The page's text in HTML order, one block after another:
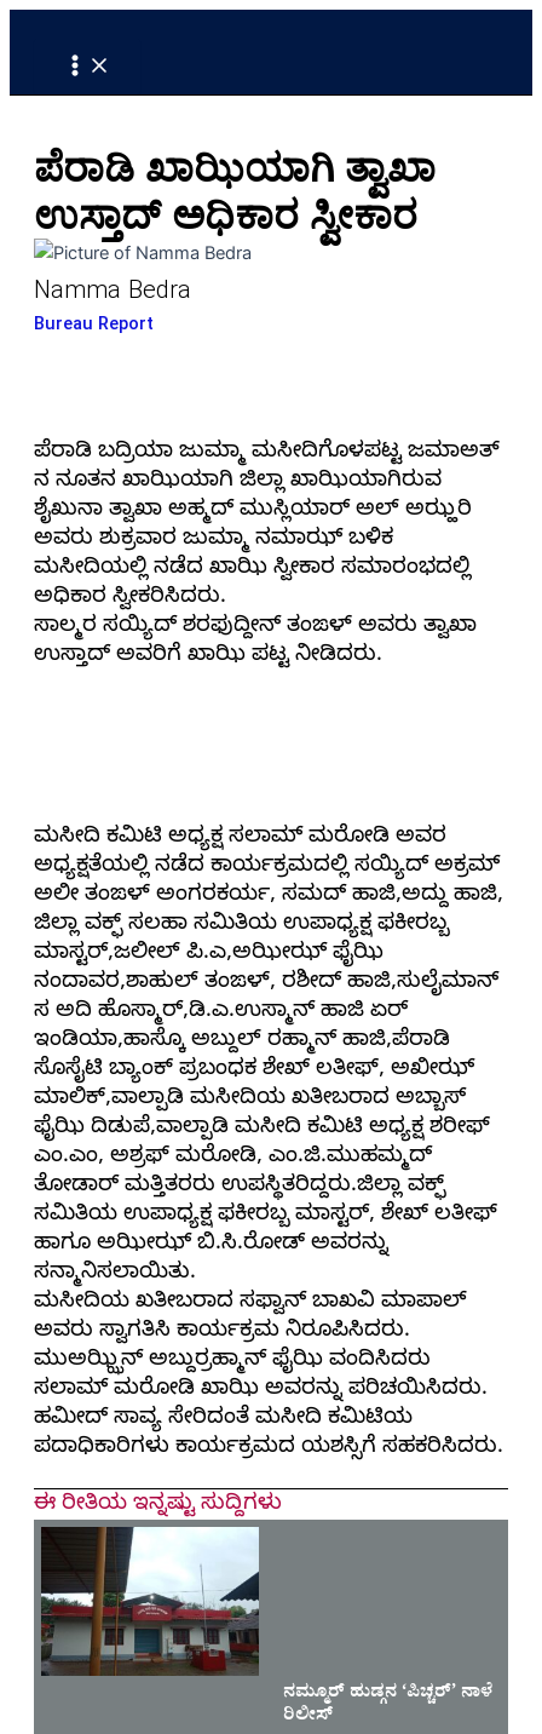
Skip
content
Main
ಪೆರಾಡಿ ಖಾಝಿಯಾಗಿ ತ್ವಾಖಾ
ಉಸ್ತಾದ್ ಅಧಿಕಾರ ಸ್ವೀಕಾರ
Namma Bedra
Bureau Report
ಪೆರಾಡಿ ಬದ್ರಿಯಾ ಜುಮ್ಮಾ ಮಸೀದಿಗೊಳಪಟ್ಟ ಜಮಾಅತ್
ನ ನೂತನ ಖಾಝಿಯಾಗಿ ಜಿಲ್ಲಾ ಖಾಝಿಯಾಗಿರುವ
ಶೈಖುನಾ ತ್ವಾಖಾ ಅಹ್ಮದ್ ಮುಸ್ಲಿಯಾರ್ ಅಲ್ ಅಝ್ಹರಿ
ಅವರು ಶುಕ್ರವಾರ ಜುಮ್ಮಾ ನಮಾಝ್ ಬಳಿಕ
ಮಸೀದಿಯಲ್ಲಿ ನಡೆದ ಖಾಝಿ ಸ್ವೀಕಾರ ಸಮಾರಂಭದಲ್ಲಿ
ಅಧಿಕಾರ ಸ್ವೀಕರಿಸಿದರು.
ಸಾಲ್ಮರ ಸಯ್ಯಿದ್ ಶರಫುದ್ದೀನ್ ತಂಙಳ್ ಅವರು ತ್ವಾಖಾ
ಉಸ್ತಾದ್ ಅವರಿಗೆ ಖಾಝಿ ಪಟ್ಟ ನೀಡಿದರು.
ಮಸೀದಿ ಕಮಿಟಿ ಅಧ್ಯಕ್ಷ ಸಲಾಮ್ ಮರೋಡಿ ಅವರ
ಅಧ್ಯಕ್ಷತೆಯಲ್ಲಿ ನಡೆದ ಕಾರ್ಯಕ್ರಮದಲ್ಲಿ ಸಯ್ಯಿದ್ ಅಕ್ರಮ್
ಅಲೀ ತಂಙಳ್ ಅಂಗರಕರ್ಯ, ಸಮದ್ ಹಾಜಿ,ಅದ್ದು ಹಾಜಿ,
ಜಿಲ್ಲಾ ವಕ್ಫ್ ಸಲಹಾ ಸಮಿತಿಯ ಉಪಾಧ್ಯಕ್ಷ ಫಕೀರಬ್ಬ
ಮಾಸ್ಟರ್,ಜಲೀಲ್ ಪಿ.ಎ,ಅಝೀಝ್ ಫೈಝಿ
ನಂದಾವರ,ಶಾಹುಲ್ ತಂಙಳ್, ರಶೀದ್ ಹಾಜಿ,ಸುಲೈಮಾನ್
ಸ ಅದಿ ಹೊಸ್ಮಾರ್,ಡಿ.ಎ.ಉಸ್ಮಾನ್ ಹಾಜಿ ಏರ್
ಇಂಡಿಯಾ,ಹಾಸ್ಕೊ ಅಬ್ದುಲ್ ರಹ್ಮಾನ್ ಹಾಜಿ,ಪೆರಾಡಿ
ಸೊಸೈಟಿ ಬ್ಯಾಂಕ್ ಪ್ರಬಂಧಕ ಶೇಖ್ ಲತೀಫ್, ಅಖೀಝ್
ಮಾಲಿಕ್,ವಾಲ್ಪಾಡಿ ಮಸೀದಿಯ ಖತೀಬರಾದ ಅಬ್ಬಾಸ್
ಫೈಝಿ ದಿಡುಪೆ,ವಾಲ್ಪಾಡಿ ಮಸೀದಿ ಕಮಿಟಿ ಅಧ್ಯಕ್ಷ ಶರೀಫ್
ಎಂ.ಎಂ, ಅಶ್ರಫ್ ಮರೋಡಿ, ಎಂ.ಜಿ.ಮುಹಮ್ಮದ್
ತೋಡಾರ್ ಮತ್ತಿತರರು ಉಪಸ್ಥಿತರಿದ್ದರು.ಜಿಲ್ಲಾ ವಕ್ಫ್
ಸಮಿತಿಯ ಉಪಾಧ್ಯಕ್ಷ ಫಕೀರಬ್ಬ ಮಾಸ್ಟರ್, ಶೇಖ್ ಲತೀಫ್
ಹಾಗೂ ಅಝೀಝ್ ಬಿ.ಸಿ.ರೋಡ್ ಅವರನ್ನು
ಸನ್ಮಾನಿಸಲಾಯಿತು.
ಮಸೀದಿಯ ಖತೀಬರಾದ ಸಫ್ವಾನ್ ಬಾಖವಿ ಮಾಪಾಲ್
ಅವರು ಸ್ವಾಗತಿಸಿ ಕಾರ್ಯಕ್ರಮ ನಿರೂಪಿಸಿದರು.
ಮುಅಝ್ಝಿನ್ ಅಬ್ದುರ್ರಹ್ಮಾನ್ ಫೈಝಿ ವಂದಿಸಿದರು
‌ಸಲಾಮ್ ಮರೋಡಿ ಖಾಝಿ ಅವರನ್ನು ಪರಿಚಯಿಸಿದರು.
ಹಮೀದ್ ಸಾವ್ಯ ಸೇರಿದಂತೆ ಮಸೀದಿ ಕಮಿಟಿಯ
ಪದಾಧಿಕಾರಿಗಳು ಕಾರ್ಯಕ್ರಮದ ಯಶಸ್ಸಿಗೆ ಸಹಕರಿಸಿದರು.
ಈ ರೀತಿಯ ಇನ್ನಷ್ಟು ಸುದ್ದಿಗಳು
ನಮ್ಮೂರ್ ಹುಡ್ಗನ ‘ಪಿಚ್ಚರ್’ ನಾಳೆ
ರಿಲೀಸ್